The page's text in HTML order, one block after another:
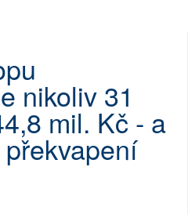
nikoliv 31
mil. Kč - a